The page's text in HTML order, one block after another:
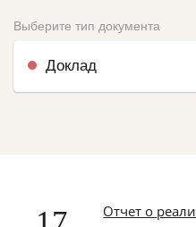
Выберите тип документа
Доклад
Отчет о